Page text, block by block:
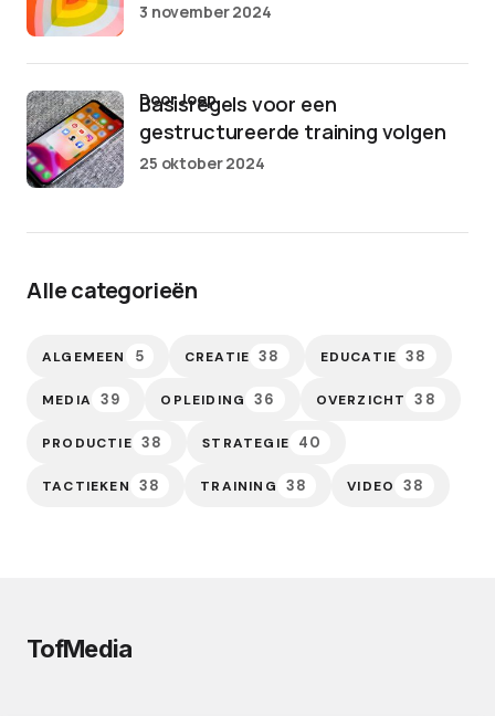
3 november 2024
Basisregels voor een
gestructureerde training volgen
door Joep
25 oktober 2024
Alle categorieën
ALGEMEEN 5 CREATIE 38 EDUCATIE 38
MEDIA 39 OPLEIDING 36 OVERZICHT 38
PRODUCTIE 38 STRATEGIE 40
TACTIEKEN 38 TRAINING 38 VIDEO 38
TofMedia